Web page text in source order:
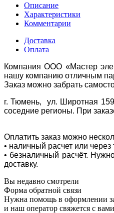
Описание
Характеристики
Комментарии
Доставка
Оплата
Компания ООО «Мастер
нашу компанию отличным
Заказ можно забрать
г. Тюмень, ул. Широтная
соседние регионы. При
Оплатить заказ можно
• наличный расчет или
• безналичный расчёт.
доставку.
Вы недавно смотрели
Форма обратной связи
Нужна помощь в оформлении
и наш оператор свяжется с